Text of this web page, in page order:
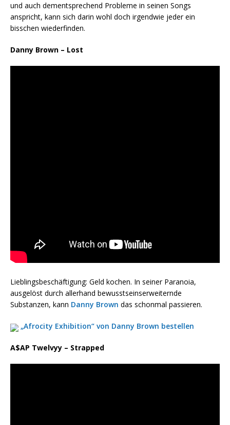
und auch dementsprechend Probleme in seinen Songs
anspricht, kann sich darin wohl doch irgendwie jeder ein
bisschen wiederfinden.
Danny Brown – Lost
Lieblingsbeschäftigung: Geld kochen. In seiner Paranoia,
ausgelöst durch allerhand bewusstseinserweiternde
Substanzen, kann Danny Brown das schonmal passieren.
„Afrocity Exhibition“ von Danny Brown bestellen
A$AP Twelvyy – Strapped